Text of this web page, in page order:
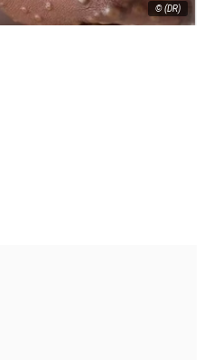
© (DR)